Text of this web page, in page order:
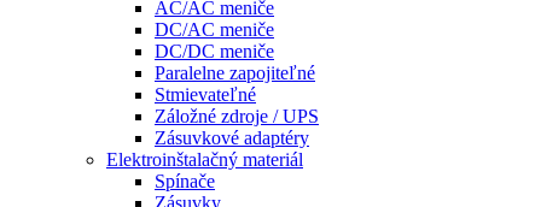
AC/AC meniče
DC/AC meniče
DC/DC meniče
Paralelne zapojiteľné
Stmievateľné
Záložné zdroje / UPS
Zásuvkové adaptéry
Elektroinštalačný materiál
Spínače
Zásuvky